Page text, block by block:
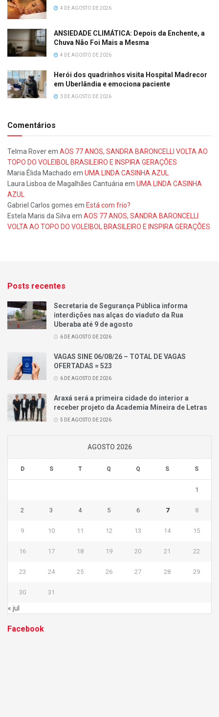
4 DE AGOSTO DE 2026
ANSIEDADE CLIMÁTICA: Depois da Enchente, a
Chuva Não Foi Mais a Mesma
4 DE AGOSTO DE 2026
Herói dos quadrinhos visita Hospital Madrecor
em Uberlândia e emociona paciente
3 DE AGOSTO DE 2026
Comentários
Telma Roverem AOS 77 ANOS, SANDRA BARONCELLI VOLTA AO
TOPO DO VOLEIBOL BRASILEIRO E INSPIRA GERAÇÕES
Maria Élida Machado em UMA LINDA CASINHA AZUL
Laura Lisboa de Magalhães Cantuária em UMA LINDA CASINHA
AZUL
Gabriel Carlos gomes em Está com frio?
Estela Maris da Silva em AOS 77 ANOS, SANDRA BARONCELLI
VOLTA AO TOPO DO VOLEIBOL BRASILEIRO E INSPIRA GERAÇÕES
Posts recentes
Secretaria de Segurança Pública informa
interdições nas alças do viaduto da Rua
Uberaba até 9 de agosto
6 DE AGOSTO DE 2026
VAGAS SINE 06/08/26 – TOTAL DE VAGAS
OFERTADAS = 523
6 DE AGOSTO DE 2026
Araxá será a primeira cidade do interior a
receber projeto da Academia Mineira de Letras
5 DE AGOSTO DE 2026
AGOSTO 2026
D S T Q Q S S
1
2 3 4 5 6 7 8
9 10 11 12 13 14 15
16 17 18 19 20 21 22
23 24 25 26 27 28 29
30 31
« jul
Facebook